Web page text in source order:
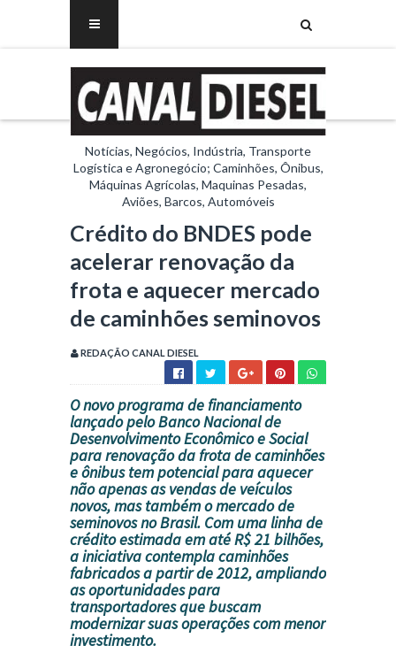
Notícias, Negócios, Indústria, Transporte
Logística e Agronegócio; Caminhões, Ônibus,
Máquinas Agrícolas, Maquinas Pesadas,
Aviões, Barcos, Automóveis
Crédito do BNDES pode
acelerar renovação da
frota e aquecer mercado
de caminhões seminovos
REDAÇÃO CANAL DIESEL
O novo programa de financiamento
lançado peloBanco Nacional de
Desenvolvimento Econômico e Social
para renovação da frota de caminhões
e ônibus tem potencial para aquecer
não apenas as vendas de veículos
novos, mas também o mercado de
seminovos no Brasil. Com uma linha de
crédito estimada em até R$ 21 bilhões,
a iniciativa contempla caminhões
fabricados a partir de 2012, ampliando
as oportunidades para
transportadores que buscam
modernizar suas operações com menor
investimento.